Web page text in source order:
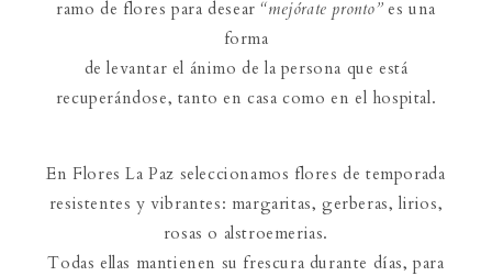
ramo de flores para desear“mejórate pronto”es una
forma
de levantar el ánimo de la persona que está
recuperándose, tanto en casa como en el hospital.
En Flores La Paz seleccionamos flores de temporada
resistentes y vibrantes: margaritas, gerberas, lirios,
rosas o alstroemerias.
Todas ellas mantienen su frescura durante días, para